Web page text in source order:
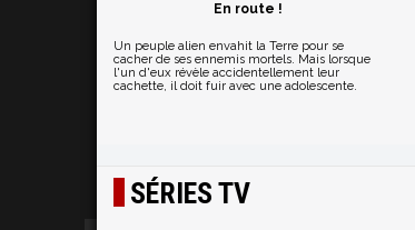
En route !
Un peuple alien envahit la Terre pour se
cacher de ses ennemis mortels. Mais lorsque
l'un d'eux révèle accidentellement leur
cachette, il doit fuir avec une adolescente.
SÉRIES TV